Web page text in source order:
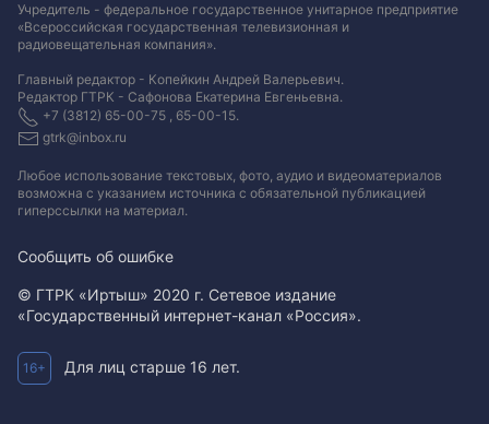
Учредитель - федеральное государственное унитарное предприятие
«Всероссийская государственная телевизионная и
радиовещательная компания».
Главный редактор - Копейкин Андрей Валерьевич.
Редактор ГТРК - Сафонова Екатерина Евгеньевна.
+7 (3812) 65-00-75 , 65-00-15.
gtrk@inbox.ru
Любое использование текстовых, фото, аудио и видеоматериалов
возможна с указанием источника с обязательной публикацией
гиперссылки на материал.
Сообщить об ошибке
© ГТРК «Иртыш» 2020 г. Сетевое издание
«Государственный интернет-канал «Россия».
16+ Для лиц старше 16 лет.